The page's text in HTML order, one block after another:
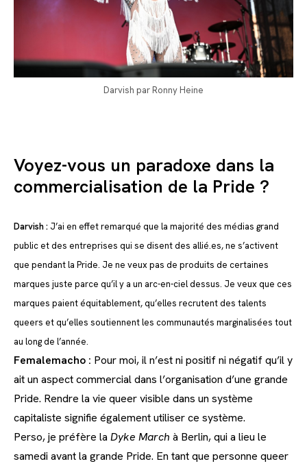
Darvish par Ronny Heine
Voyez-vous un paradoxe dans la
commercialisation de la Pride ?
Darvish : J’ai en effet remarqué que la majorité des médias grand
public et des entreprises qui se disent des allié.es, ne s’activent
que pendant la Pride. Je ne veux pas de produits de certaines
marques juste parce qu’il y a un arc-en-ciel dessus. Je veux que ces
marques paient équitablement, qu’elles recrutent des talents
queers et qu’elles soutiennent les communautés marginalisées tout
au long de l’année.
Femalemacho : Pour moi, il n’est ni positif ni négatif qu’il y
ait un aspect commercial dans l’organisation d’une grande
Pride. Rendre la vie queer visible dans un système
capitaliste signifie également utiliser ce système.
Perso, je préfère la Dyke March à Berlin, qui a lieu le
samedi avant la grande Pride. En tant que personne queer